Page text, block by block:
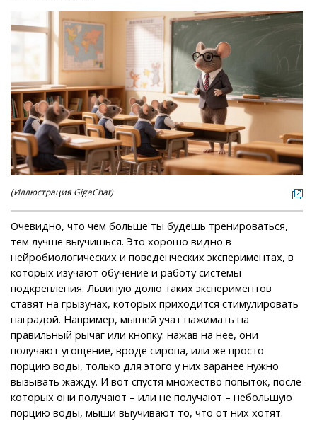
(Иллюстрация GigaChat)
Очевидно, что чем больше ты будешь тренироваться,
тем лучше выучишься. Это хорошо видно в
нейробиологических и поведенческих экспериментах, в
которых изучают обучение и работу системы
подкрепления. Львиную долю таких экспериментов
ставят на грызунах, которых приходится стимулировать
наградой. Например, мышей учат нажимать на
правильный рычаг или кнопку: нажав на неё, они
получают угощение, вроде сиропа, или же просто
порцию воды, только для этого у них заранее нужно
вызывать жажду. И вот спустя множество попыток, после
которых они получают – или не получают – небольшую
порцию воды, мыши выучивают то, что от них хотят.